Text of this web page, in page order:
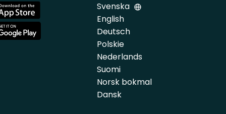
Svenska
English
Deutsch
Polskie
Nederlands
Suomi
Norsk bokmal
Dansk